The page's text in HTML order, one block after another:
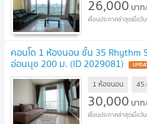
26,000 บา
คอนโด 1 ห้องนอน ชั้น 35 Rhythm
อ่อนนุช 200 ม. (ID 2029081)
1 ห้องนอน
30,000 บา